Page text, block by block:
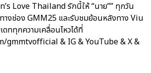
Love Thailand รักนี้ให้ “นาย”” ทุกวัน
างช่อง GMM25 และรับชมย้อนหลังทาง Viu
ดททุกความเคลื่อนไหวได้ที่
gmmtvofficial & IG & YouTube & X &